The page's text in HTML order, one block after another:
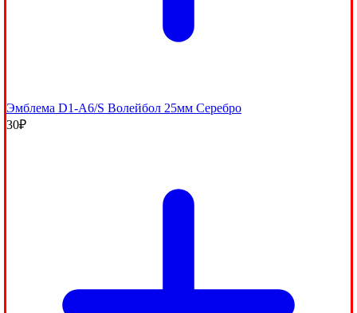
Эмблема D1-A6/S Волейбол 25мм Серебро
30₽